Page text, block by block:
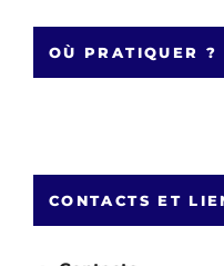
OÙ PRATIQUER ?
CONTACTS ET